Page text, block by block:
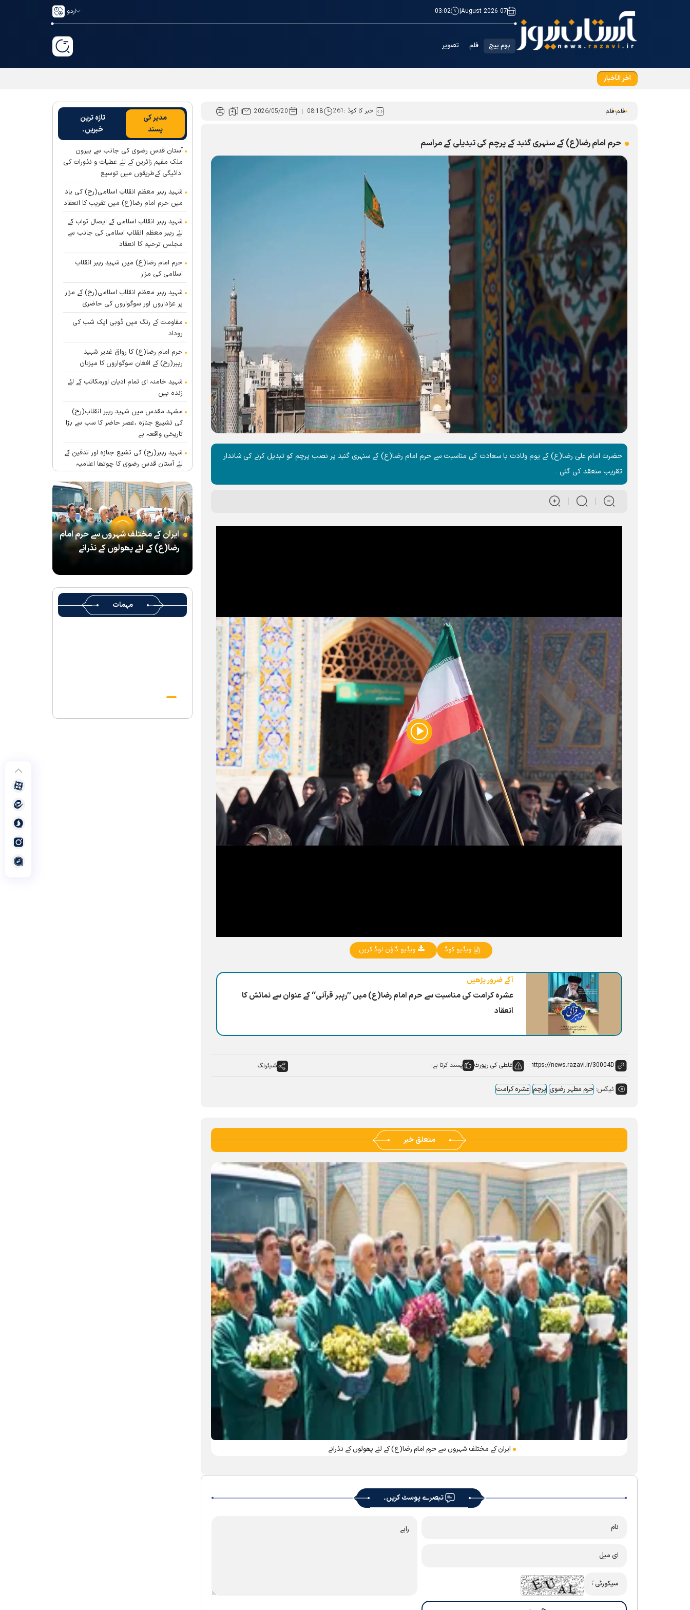
07 August 2026
|
03:02 اردو
ہوم پیج فلم تصویر
آخر الأخبار
فلم فلم خبر کا کوڈ : 261
08:18
2026/05/20
حرم امام رضا(ع) کے سنہری گنبد کے پرچم کی تبدیلی کے مراسم
حضرت امام علی رضا(ع) کے یوم ولادت با سعادت کی مناسبت سے حرم امام رضا(ع) کے سنہری گنبد پر نصب پرچم کو تبدیل کرنے کی شاندار
تقریب منعقد کی گئی ۔
Play
Video
ویڈیو کوڈ ویڈیو ڈاؤن لوڈ کریں۔
آگے ضرور پڑھیں
عشرہ کرامت کی مناسبت سے حرم امام رضا(ع) میں ’’رہبر قرآنی‘‘ کے عنوان سے نمائش کا
انعقاد
غلطی کی رپورٹ پسند کرتا ہے: شیئرنگ
ٹیگس: حرم مطہر رضوی پرچم عشرہ کرامت
متعلق خبر
ایران کے مختلف شہروں سے حرم امام رضا(ع) کے لئے پھولوں کے نذرانے
تبصرے پوسٹ کریں۔
مدیر کی
پسند
تازہ ترین
خبریں۔
آستان قدس رضوی کی جانب سے بیرون
ملک مقیم زائرین کے لئے عطیات و نذورات کی
ادائیگی کےطریقوں میں توسیع
شہید رہبر معظم انقلاب اسلامی(رح) کی یاد
میں حرم امام رضا(ع) میں تقریب کا انعقاد
شہید رہبر انقلاب اسلامی کے ایصال ثواب کے
لئے رہبر معظم انقلاب اسلامی کی جانب سے
مجلس ترحیم کا انعقاد
حرم امام رضا(ع) میں شہید رہبر انقلاب
اسلامی کی مزار
شہید رہبر معظم انقلاب اسلامی(رح) کے مزار
پر عزاداروں اور سوگواروں کی حاضری
مقاومت کے رنگ میں ڈوبی ایک شب کی
روداد
حرم امام رضا(ع) کا رواق غدیر شہید
رہبر(رح) کے افغان سوگواروں کا میزبان
شہید خامنہ ای تمام ادیان اورمکاتب کے لئے
زندہ ہيں
مشہد مقدس میں شہید رہبر انقلاب(رح)
کی تشییع جنازہ ،عصر حاضر کا سب سے بڑا
تاریخی واقعہ ہے
شہید رہبر(رح) کی تشیع جنازہ اور تدفین کے
لئے آستان قدس رضوی کا چوتھا اعلامیہ
حرم امام رضا(ع) میں واقع شہید رہبر(رح)
کے تحائف کا میوزیم اور قرآنی میوزیم کھول
دیا گیا ہے
شہید رہبر کے تشیع جنازہ میں شرکت کے لئے
آستان قدس رضوی کے متولی کا پیغام
بین الاقوامی سطح پر ’’قومو للہ‘‘ نعرے کی
پروگرام
رہبرشہید کے سوگواروں کے لئے کرامت رضوی
احکامات پرعمل کرنے والی شخصیت تھے؛
ایران کے مختلف شہروں سے حرم امام
رضا(ع) کے لئے پھولوں کے نذرانے
مہمات